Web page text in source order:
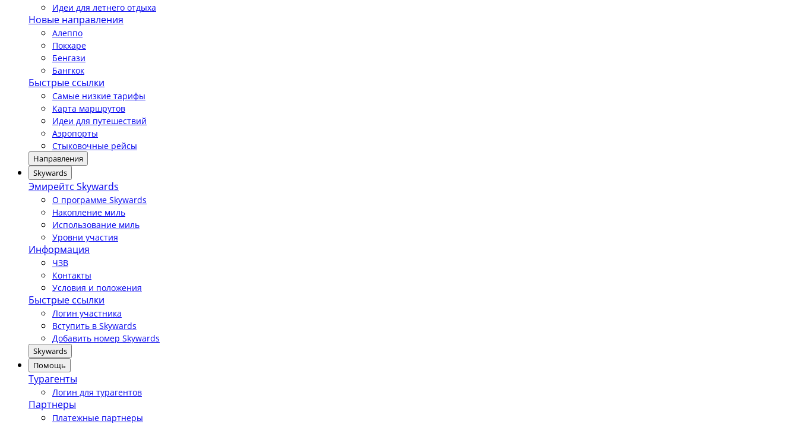
Идеи для летнего отдыха
Новые направления
Алеппо
Покхаре
Бенгази
Бангкок
Быстрые ссылки
Самые низкие тарифы
Карта маршрутов
Идеи для путешествий
Аэропорты
Стыковочные рейсы
Направления
Skywards
Эмирейтс Skywards
О программе Skywards
Накопление миль
Использование миль
Уровни участия
Информация
ЧЗВ
Контакты
Условия и положения
Быстрые ссылки
Логин участника
Вступить в Skywards
Добавить номер Skywards
Skywards
Помощь
Турагенты
Логин для турагентов
Партнеры
Платежные партнеры